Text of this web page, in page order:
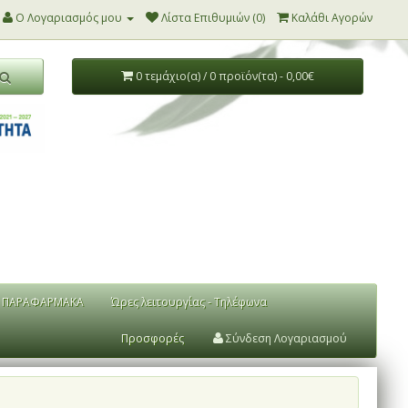
Ο Λογαριασμός μου Λίστα Επιθυμιών (0) Καλάθι Αγορών
0 τεμάχιο(α) / 0 προϊόν(τα) - 0,00€
ΠΑΡΑΦΑΡΜΑΚΑ Ώρες λειτουργίας - Τηλέφωνα
Προσφορές Σύνδεση Λογαριασμού